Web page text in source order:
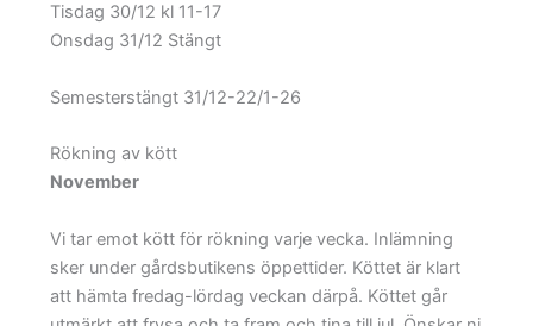
Tisdag 30/12 kl 11-17
Onsdag 31/12 Stängt
Semesterstängt 31/12-22/1-26
Rökning av kött
November
Vi tar emot kött för rökning varje vecka. Inlämning
sker under gårdsbutikens öppettider. Köttet är klart
att hämta fredag-lördag veckan därpå. Köttet går